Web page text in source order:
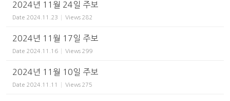
2024년 11월 24일 주보
Date 2024.11.23 Views 282
2024년 11월 17일 주보
Date 2024.11.16 Views 299
2024년 11월 10일 주보
Date 2024.11.11 Views 275